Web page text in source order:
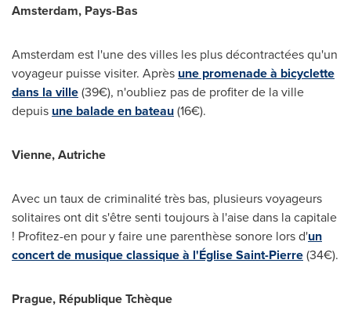
Amsterdam, Pays-Bas
Amsterdam est l'une des villes les plus décontractées qu'un
voyageur puisse visiter. Après une promenade à bicyclette
dans la ville(39€), n'oubliez pas de profiter de la ville
depuis une balade en bateau(16€).
Vienne, Autriche
Avec un taux de criminalité très bas, plusieurs voyageurs
solitaires ont dit s'être senti toujours à l'aise dans la capitale
! Profitez-en pour y faire une parenthèse sonore lors d'un
concert de musique classique à l'ÉgliseSaint-Pierre(34€).
Prague, République Tchèque